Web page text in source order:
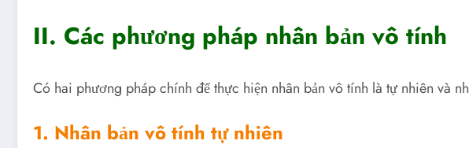
II. Các phương pháp nhân bản vô tính
Có hai phương pháp chính để thực hiện nhân bản vô tính là tự nhiên và
1. Nhân bản vô tính tự nhiên